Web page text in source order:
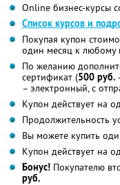
Online бизнес-курсы
Список курсов и
Покупая купон
один месяц к любому
По желанию
сертификат (500 руб.
– электронный, с
Купон действует на
Продолжительность
Вы можете купить
Купон действует на
Бонус! Покупателю
руб.